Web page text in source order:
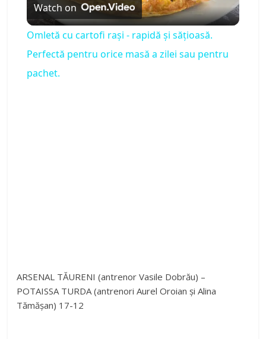
l
a
o
Watch on
Omletă cu cartofi rași - rapidă și sățioasă.
Perfectă pentru orice masă a zilei sau pentru
pachet.
ARSENAL TĂURENI (antrenor Vasile Dobrău) –
POTAISSA TURDA (antrenori Aurel Oroian și Alina
Tămășan) 17-12